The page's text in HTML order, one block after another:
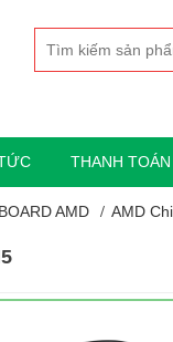
THANH TOÁN
AMD AMD